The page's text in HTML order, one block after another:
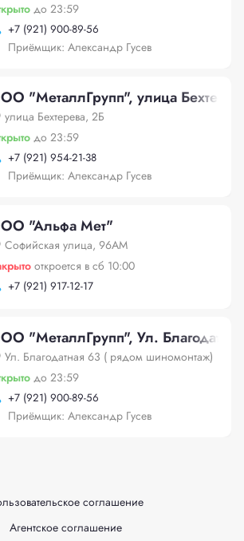
до 23:59
+7 (921) 900-89-56
Приёмщик: Александр Гусев
"МеталлГрупп", улица
улица Бехтерева, 2Б
до 23:59
+7 (921) 954-21-38
Приёмщик: Александр Гусев
"Альфа Мет"
Софийская улица, 96АМ
откроется в сб 10:00
+7 (921) 917-12-17
"МеталлГрупп", Ул.
Ул. Благодатная 63 ( рядом шиномонтаж)
до 23:59
+7 (921) 900-89-56
Приёмщик: Александр Гусев
соглашение
Агентское соглашение